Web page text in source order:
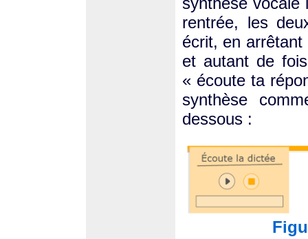
rentrée, les
écrit, en
et autant de
« écoute ta
synthèse
dessous :